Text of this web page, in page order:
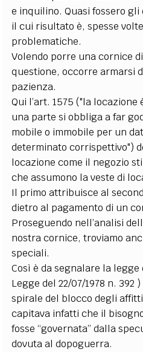
e inquilino. Quasi fossero gli
il cui risultato è, spesse
problematiche.
Volendo porre una cornice
questione, occorre armarsi
pazienza.
Qui l’art. 1575 ("la
una parte si obbliga a far
mobile o immobile per un
determinato corrispettivo")
locazione come il negozio
che assumono la veste di
Il primo attribuisce al
dietro al pagamento di un
Proseguendo nell’analisi
nostra cornice, troviamo
speciali.
Così è da segnalare la legge
Legge del 22/07/1978 n.
spirale del blocco degli
capitava infatti che il
fosse “governata” dalla
dovuta al dopoguerra.